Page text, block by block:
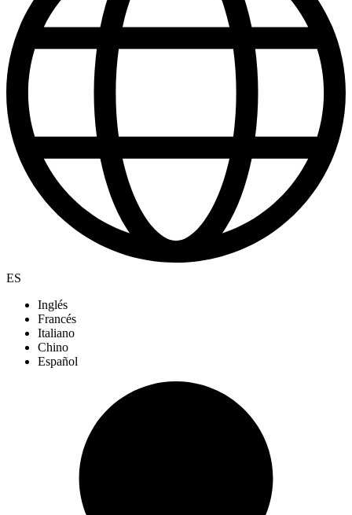
ES
Inglés
Francés
Italiano
Chino
Español